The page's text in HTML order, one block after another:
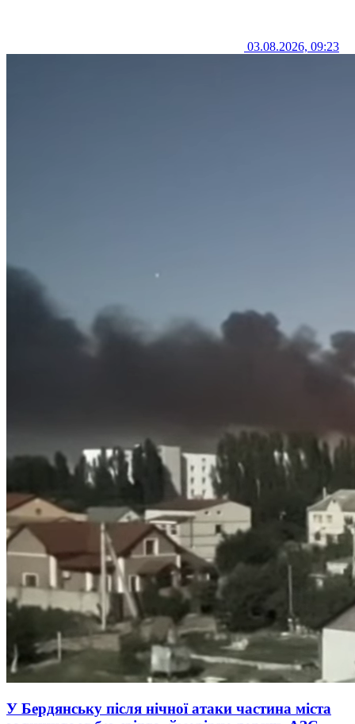
03.08.2026, 09:23
У Бердянську після нічної атаки частина міста